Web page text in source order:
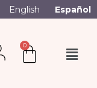
English Español
0